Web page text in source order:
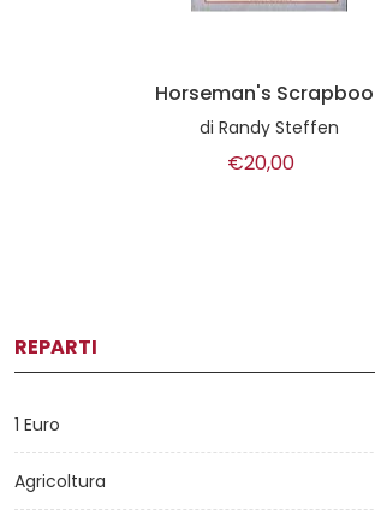
Horseman's
di Randy Steffen
€20,00
REPARTI
1 Euro
Agricoltura